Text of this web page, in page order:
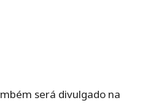
será divulgado na